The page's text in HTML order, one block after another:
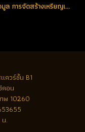
ประวัติข้อมูล การจัดสร้างเหรียญเจริญพร 2 หลวงพ่อคูณ ปริสุทฺโธ วัดบ้านไร่ จ.นครราชสีมา ที่ควรรู้และน่าติดตามประวัติในการจัดสร้างสำหรับรุ่นนี้เป็นอย่างยิ่ง
ควร์ชั้น B1
คอน
พ 10260
.